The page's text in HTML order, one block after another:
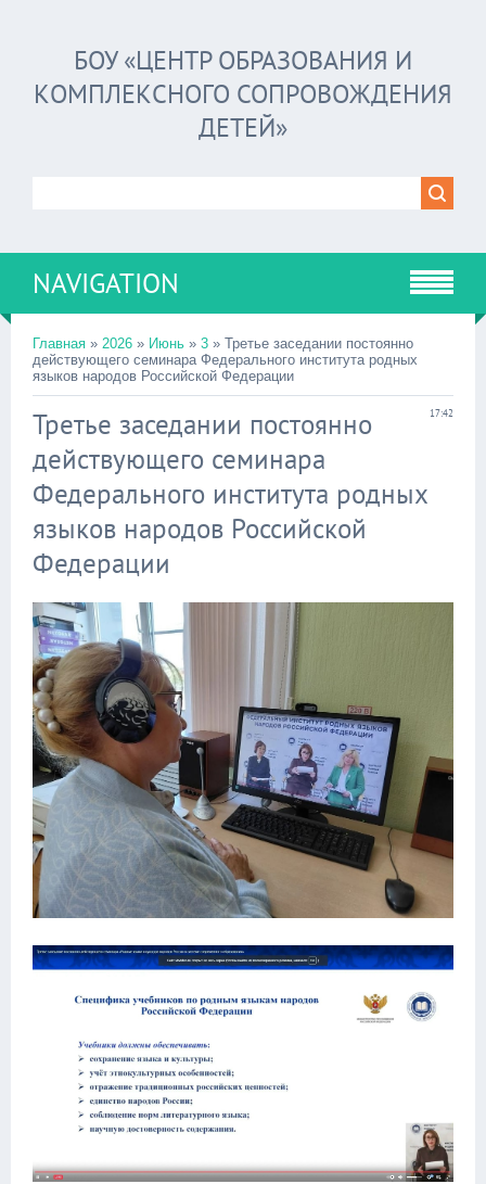
БОУ «ЦЕНТР ОБРАЗОВАНИЯ И
КОМПЛЕКСНОГО СОПРОВОЖДЕНИЯ
ДЕТЕЙ»
NAVIGATION
Главная » 2026 » Июнь » 3 » Третье заседании постоянно
действующего семинара Федерального института родных
языков народов Российской Федерации
17:42
Третье заседании постоянно
действующего семинара
Федерального института родных
языков народов Российской
Федерации